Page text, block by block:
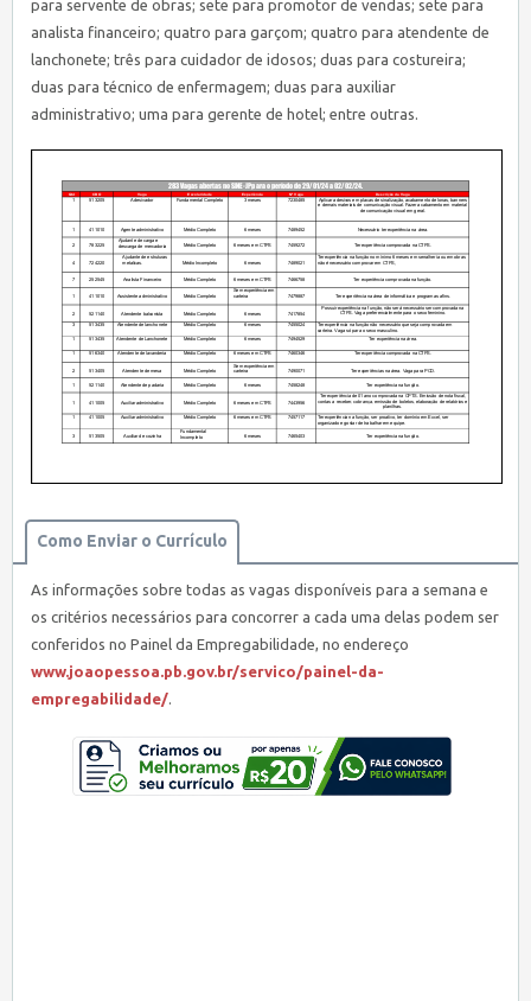
para servente de obras; sete para promotor de vendas; sete para
analista financeiro; quatro para garçom; quatro para atendente de
lanchonete; três para cuidador de idosos; duas para costureira;
duas para técnico de enfermagem; duas para auxiliar
administrativo; uma para gerente de hotel; entre outras.
Como Enviar o Currículo
As informações sobre todas as vagas disponíveis para a semana e
os critérios necessários para concorrer a cada uma delas podem ser
conferidos no Painel da Empregabilidade, no endereço
www.joaopessoa.pb.gov.br/servico/painel-da-
empregabilidade/.